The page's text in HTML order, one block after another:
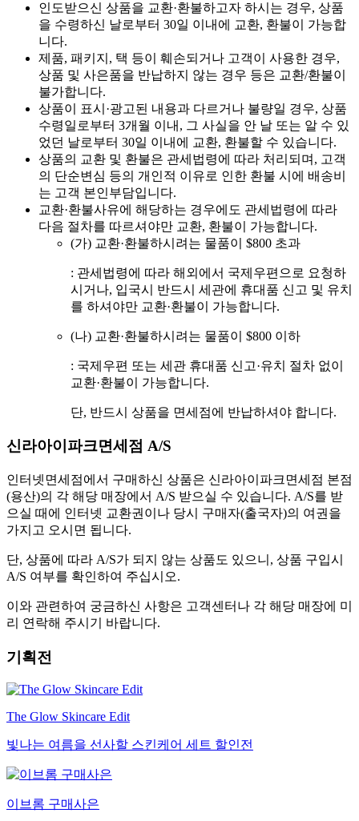
인도받으신 상품을 교환·환불하고자 하시는 경우, 상품
을 수령하신 날로부터 30일 이내에 교환, 환불이 가능합
니다.
제품, 패키지, 택 등이 훼손되거나 고객이 사용한 경우,
상품 및 사은품을 반납하지 않는 경우 등은 교환/환불이
불가합니다.
상품이 표시·광고된 내용과 다르거나 불량일 경우, 상품
수령일로부터 3개월 이내, 그 사실을 안 날 또는 알 수 있
었던 날로부터 30일 이내에 교환, 환불할 수 있습니다.
상품의 교환 및 환불은 관세법령에 따라 처리되며, 고객
의 단순변심 등의 개인적 이유로 인한 환불 시에 배송비
는 고객 본인부담입니다.
교환·환불사유에 해당하는 경우에도 관세법령에 따라
다음 절차를 따르셔야만 교환, 환불이 가능합니다.
(가) 교환·환불하시려는 물품이 $800 초과
: 관세법령에 따라 해외에서 국제우편으로 요청하
시거나, 입국시 반드시 세관에 휴대품 신고 및 유치
를 하셔야만 교환·환불이 가능합니다.
(나) 교환·환불하시려는 물품이 $800 이하
: 국제우편 또는 세관 휴대품 신고·유치 절차 없이
교환·환불이 가능합니다.
단, 반드시 상품을 면세점에 반납하셔야 합니다.
신라아이파크면세점 A/S
인터넷면세점에서 구매하신 상품은 신라아이파크면세점 본점
(용산)의 각 해당 매장에서 A/S 받으실 수 있습니다. A/S를 받
으실 때에 인터넷 교환권이나 당시 구매자(출국자)의 여권을
가지고 오시면 됩니다.
단, 상품에 따라 A/S가 되지 않는 상품도 있으니, 상품 구입시
A/S 여부를 확인하여 주십시오.
이와 관련하여 궁금하신 사항은 고객센터나 각 해당 매장에 미
리 연락해 주시기 바랍니다.
기획전
The Glow Skincare Edit
빛나는 여름을 선사할 스킨케어 세트 할인전
이브롬 구매사은